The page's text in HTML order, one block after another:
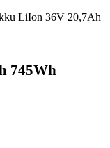
LiIon 36V 20,7Ah
745Wh